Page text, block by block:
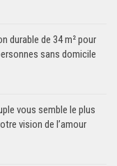
durable de 34 m² pour
sans domicile
vous semble le plus
vision de l’amour